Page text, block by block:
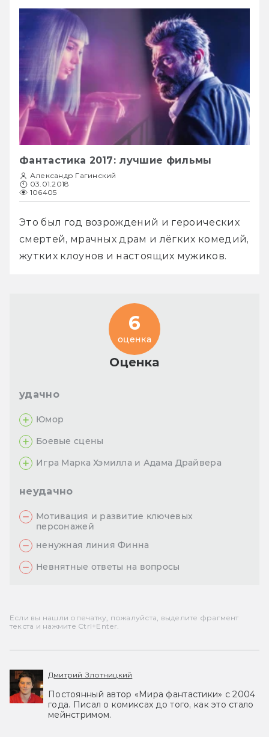
Фантастика 2017: лучшие фильмы
Александр Гагинский
03.01.2018
106405
Это был год возрождений и героических
смертей, мрачных драм и лёгких комедий,
жутких клоунов и настоящих мужиков.
Оценка
6
оценка
удачно
Юмор
Боевые сцены
Игра Марка Хэмилла и Адама Драйвера
неудачно
Мотивация и развитие ключевых
персонажей
ненужная линия Финна
Невнятные ответы на вопросы
Если вы нашли опечатку, пожалуйста, выделите фрагмент
текста и нажмите Ctrl+Enter.
Дмитрий Злотницкий
Постоянный автор «Мира фантастики» с 2004
года. Писал о комиксах до того, как это стало
мейнстримом.